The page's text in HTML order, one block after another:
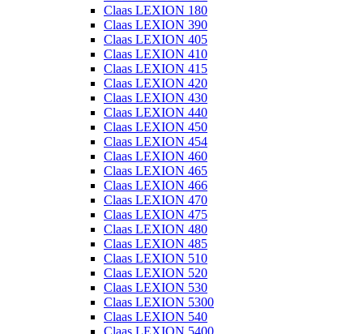
Claas LEXION 180
Claas LEXION 390
Claas LEXION 405
Claas LEXION 410
Claas LEXION 415
Claas LEXION 420
Claas LEXION 430
Claas LEXION 440
Claas LEXION 450
Claas LEXION 454
Claas LEXION 460
Claas LEXION 465
Claas LEXION 466
Claas LEXION 470
Claas LEXION 475
Claas LEXION 480
Claas LEXION 485
Claas LEXION 510
Claas LEXION 520
Claas LEXION 530
Claas LEXION 5300
Claas LEXION 540
Claas LEXION 5400